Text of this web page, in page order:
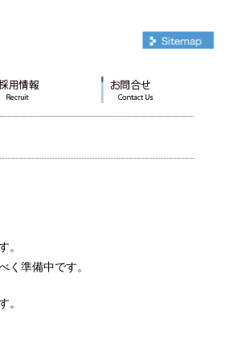
。
く準備中です。
。